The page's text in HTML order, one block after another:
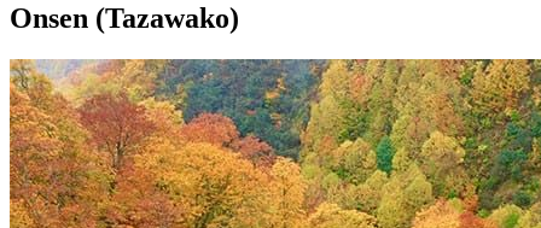
Onsen (Tazawako)